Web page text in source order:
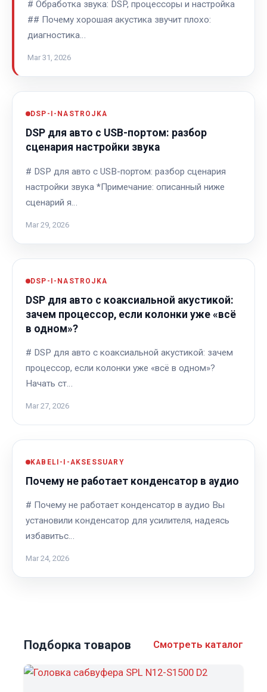
# Обработка звука: DSP, процессоры и настройка
## Почему хорошая акустика звучит плохо:
диагностика…
Mar 31, 2026
DSP-I-NASTROJKA
DSP для авто с USB-портом: разбор
сценария настройки звука
# DSP для авто с USB-портом: разбор сценария
настройки звука *Примечание: описанный ниже
сценарий я…
Mar 29, 2026
DSP-I-NASTROJKA
DSP для авто с коаксиальной акустикой:
зачем процессор, если колонки уже «всё
в одном»?
# DSP для авто с коаксиальной акустикой: зачем
процессор, если колонки уже «всё в одном»?
Начать ст…
Mar 27, 2026
KABELI-I-AKSESSUARY
Почему не работает конденсатор в аудио
# Почему не работает конденсатор в аудио Вы
установили конденсатор для усилителя, надеясь
избавитьс…
Mar 24, 2026
Подборка товаров Смотреть каталог